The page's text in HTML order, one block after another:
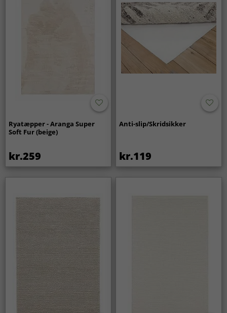
Ryatæpper - Aranga Super
Soft Fur (beige)
kr.259
Anti-slip/Skridsikker
kr.119